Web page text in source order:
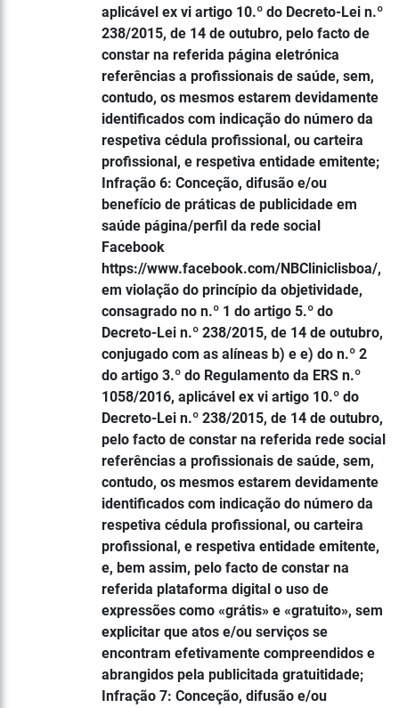
aplicável ex vi artigo 10.º do Decreto-Lei n.º
238/2015, de 14 de outubro, pelo facto de
constar na referida página eletrónica
referências a profissionais de saúde, sem,
contudo, os mesmos estarem devidamente
identificados com indicação do número da
respetiva cédula profissional, ou carteira
profissional, e respetiva entidade emitente;
Infração 6: Conceção, difusão e/ou
benefício de práticas de publicidade em
saúde página/perfil da rede social
Facebook
https://www.facebook.com/NBCliniclisboa/,
em violação do princípio da objetividade,
consagrado no n.º 1 do artigo 5.º do
Decreto-Lei n.º 238/2015, de 14 de outubro,
conjugado com as alíneas b) e e) do n.º 2
do artigo 3.º do Regulamento da ERS n.º
1058/2016, aplicável ex vi artigo 10.º do
Decreto-Lei n.º 238/2015, de 14 de outubro,
pelo facto de constar na referida rede social
referências a profissionais de saúde, sem,
contudo, os mesmos estarem devidamente
identificados com indicação do número da
respetiva cédula profissional, ou carteira
profissional, e respetiva entidade emitente,
e, bem assim, pelo facto de constar na
referida plataforma digital o uso de
expressões como «grátis» e «gratuito», sem
explicitar que atos e/ou serviços se
encontram efetivamente compreendidos e
abrangidos pela publicitada gratuitidade;
Infração 7: Conceção, difusão e/ou